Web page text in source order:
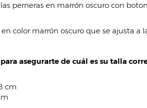
perneras en marrón oscuro con
color marrón oscuro que se ajusta a
asegurarte de cuál es su talla
cm